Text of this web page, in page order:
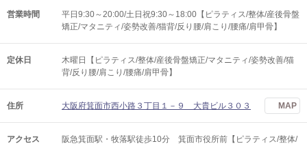
営業時間
平日9:30～20:00/土日祝9:30～18:00【ピラティス/整体/産後骨盤
矯正/マタニティ/姿勢改善/猫背/反り腰/肩こり/腰痛/肩甲骨】
定休日
木曜日【ピラティス/整体/産後骨盤矯正/マタニティ/姿勢改善/猫
背/反り腰/肩こり/腰痛/肩甲骨】
住所 大阪府箕面市西小路３丁目１－９ 大貴ビル３０３ MAP
アクセス
阪急箕面駅・牧落駅徒歩10分 箕面市役所前【ピラティス/整体/